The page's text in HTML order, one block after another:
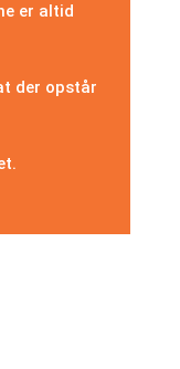
er altid
der opstår